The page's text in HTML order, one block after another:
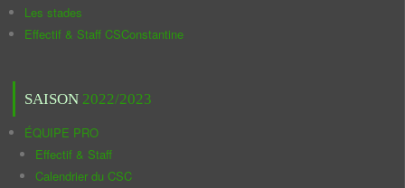
Les stades
Effectif & Staff CSConstantine
SAISON 2022/2023
ÉQUIPE PRO
Effectif & Staff
Calendrier du CSC